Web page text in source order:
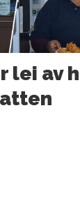
lei av